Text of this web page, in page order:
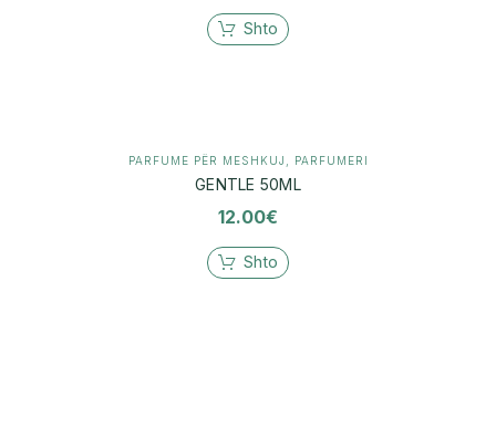
Shto
PARFUME PËR MESHKUJ PARFUMERI
GENTLE 50ML
12.00€
Shto